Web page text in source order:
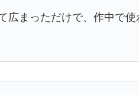
広まっただけで、作中で